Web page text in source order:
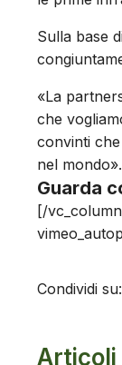
Sulla base
«La
che
convinti
nel
Guarda
[/
Condividi su: